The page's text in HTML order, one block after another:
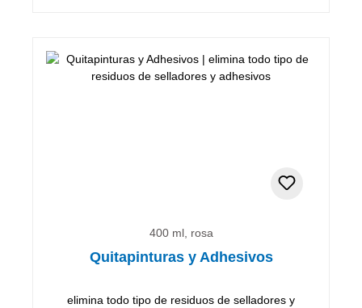
400 ml, rosa
Quitapinturas y Adhesivos
elimina todo tipo de residuos de selladores y